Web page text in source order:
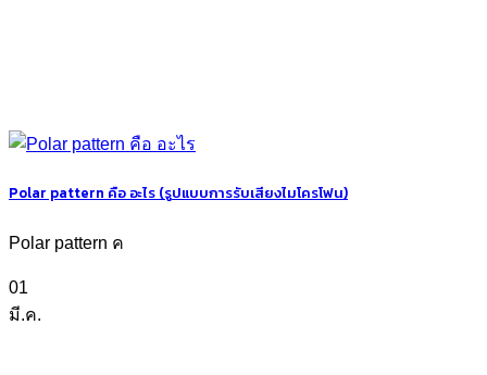
Polar pattern คือ อะไร (รูปแบบการรับเสียงไมโครโฟน)
Polar pattern ค
01
มี.ค.